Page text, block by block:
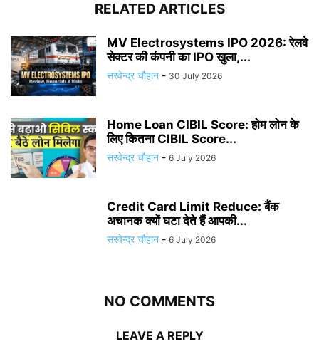
RELATED ARTICLES
MV Electrosystems IPO 2026: रेलवे
सेक्टर की कंपनी का IPO खुला,...
सरवेन्द्र चौहान - 30 July 2026
Home Loan CIBIL Score: होम लोन के
लिए कितना CIBIL Score...
सरवेन्द्र चौहान - 6 July 2026
Credit Card Limit Reduce: बैंक
अचानक क्यों घटा देते हैं आपकी...
सरवेन्द्र चौहान - 6 July 2026
NO COMMENTS
LEAVE A REPLY